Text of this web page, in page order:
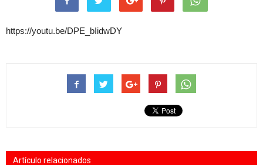
https://youtu.be/DPE_bIidwDY
Artículo relacionados